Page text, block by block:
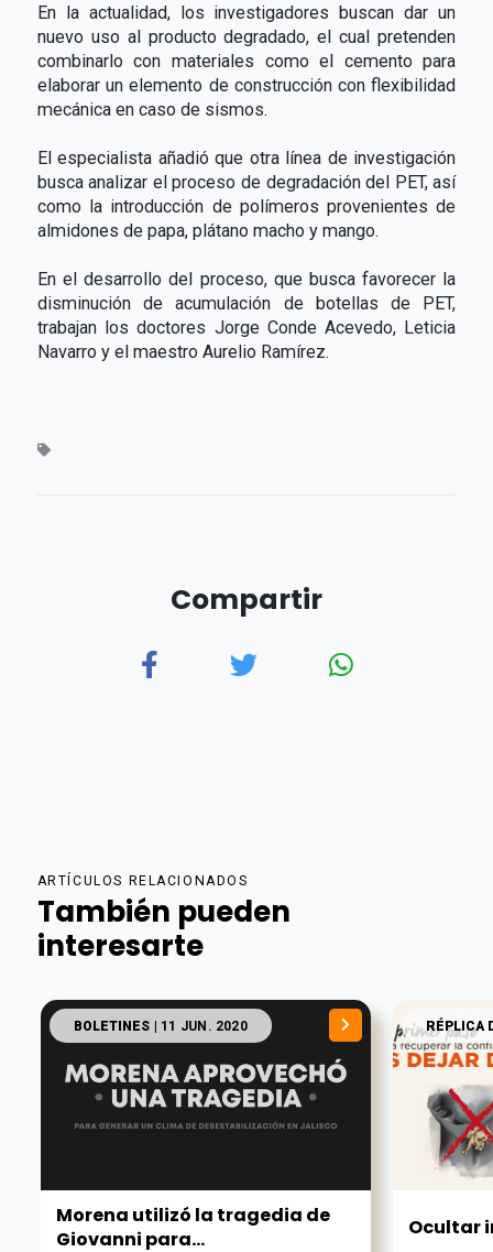
En la actualidad, los investigadores buscan dar un
nuevo uso al producto degradado, el cual pretenden
combinarlo con materiales como el cemento para
elaborar un elemento de construcción con flexibilidad
mecánica en caso de sismos.
El especialista añadió que otra línea de investigación
busca analizar el proceso de degradación del PET, así
como la introducción de polímeros provenientes de
almidones de papa, plátano macho y mango.
En el desarrollo del proceso, que busca favorecer la
disminución de acumulación de botellas de PET,
trabajan los doctores Jorge Conde Acevedo, Leticia
Navarro y el maestro Aurelio Ramírez.
Compartir
ARTÍCULOS RELACIONADOS
También pueden
interesarte
BOLETINES | 11 JUN. 2020
Morena utilizó la tragedia de
Giovanni para...
RÉPLICA
Ocultar